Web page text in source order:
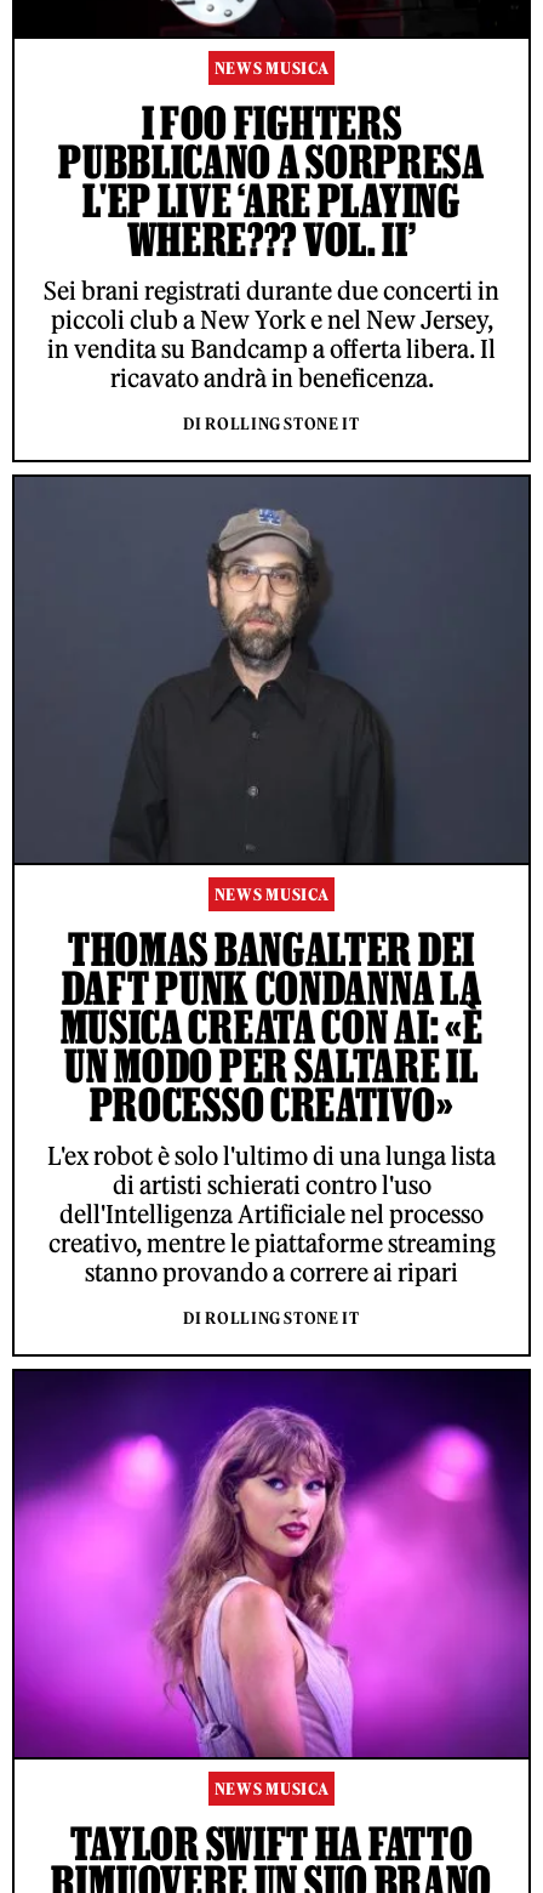
NEWS MUSICA
I FOO FIGHTERS
PUBBLICANO A SORPRESA
L'EP LIVE ‘ARE PLAYING
WHERE??? VOL. II’
Sei brani registrati durante due concerti in
piccoli club a New York e nel New Jersey,
in vendita su Bandcamp a offerta libera. Il
ricavato andrà in beneficenza.
DI ROLLING STONE IT
NEWS MUSICA
THOMAS BANGALTER DEI
DAFT PUNK CONDANNA LA
MUSICA CREATA CON AI: «È
UN MODO PER SALTARE IL
PROCESSO CREATIVO»
L'ex robot è solo l'ultimo di una lunga lista
di artisti schierati contro l'uso
dell'Intelligenza Artificiale nel processo
creativo, mentre le piattaforme streaming
stanno provando a correre ai ripari
DI ROLLING STONE IT
NEWS MUSICA
TAYLOR SWIFT HA FATTO
RIMUOVERE UN SUO BRANO